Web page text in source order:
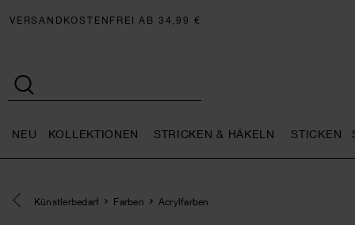
VERSANDKOSTENFREI AB 34,99 €
NEU KOLLEKTIONEN STRICKEN & HÄKELN STICKEN
Eine Kategorie zurück navigieren
Künstlerbedarf Farben Acrylfarben